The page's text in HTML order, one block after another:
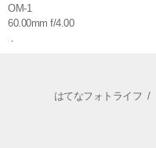
OM-1
60.00mm f/4.00
はてなフォトライフ /